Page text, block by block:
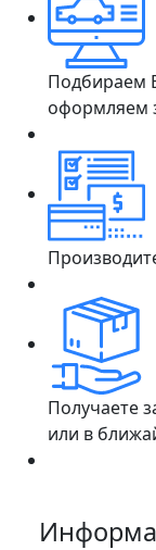
Подбираем
оформляем
Получаете
или в